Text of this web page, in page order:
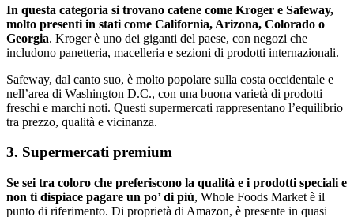
In questa categoria si trovano catene come Kroger e Safeway,
molto presenti in stati come California, Arizona, Colorado o
Georgia. Kroger è uno dei giganti del paese, con negozi che
includono panetteria, macelleria e sezioni di prodotti internazionali.
Safeway, dal canto suo, è molto popolare sulla costa occidentale e
nell’area di Washington D.C., con una buona varietà di prodotti
freschi e marchi noti. Questi supermercati rappresentano l’equilibrio
tra prezzo, qualità e vicinanza.
3. Supermercati premium
Se sei tra coloro che preferiscono la qualità e i prodotti speciali e
non ti dispiace pagare un po’ di più, Whole Foods Market è il
punto di riferimento. Di proprietà di Amazon, è presente in quasi